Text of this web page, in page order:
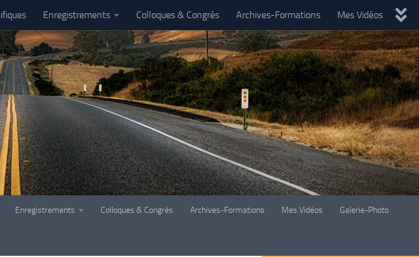
Enregistrements Colloques & Congrès Archives-Formations Mes Vidéos
Enregistrements Colloques & Congrès Archives-Formations Mes Vidéos Galerie-Photo